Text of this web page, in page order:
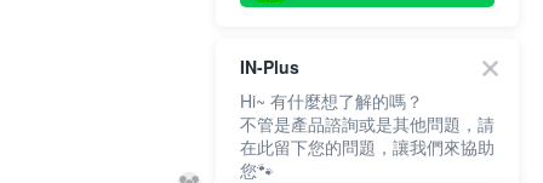
IN-Plus
Hi~ 有什麼想了解的嗎？
不管是產品諮詢或是其他問題，請
在此留下您的問題，讓我們來協助
您🐾